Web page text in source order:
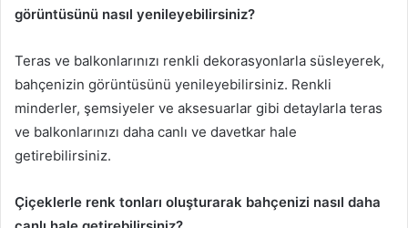
görüntüsünü nasıl yenileyebilirsiniz?
Teras ve balkonlarınızı renkli dekorasyonlarla süsleyerek,
bahçenizin görüntüsünü yenileyebilirsiniz. Renkli
minderler, şemsiyeler ve aksesuarlar gibi detaylarla teras
ve balkonlarınızı daha canlı ve davetkar hale
getirebilirsiniz.
Çiçeklerle renk tonları oluşturarak bahçenizi nasıl daha